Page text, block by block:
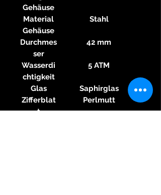
Gehäuse
Material
Gehäuse
Stahl
Durchmes
ser
42 mm
Wasserdi
chtigkeit
5 ATM
Glas
Saphirglas
Zifferblat
t
Perlmutt